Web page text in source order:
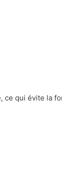
qui évite la